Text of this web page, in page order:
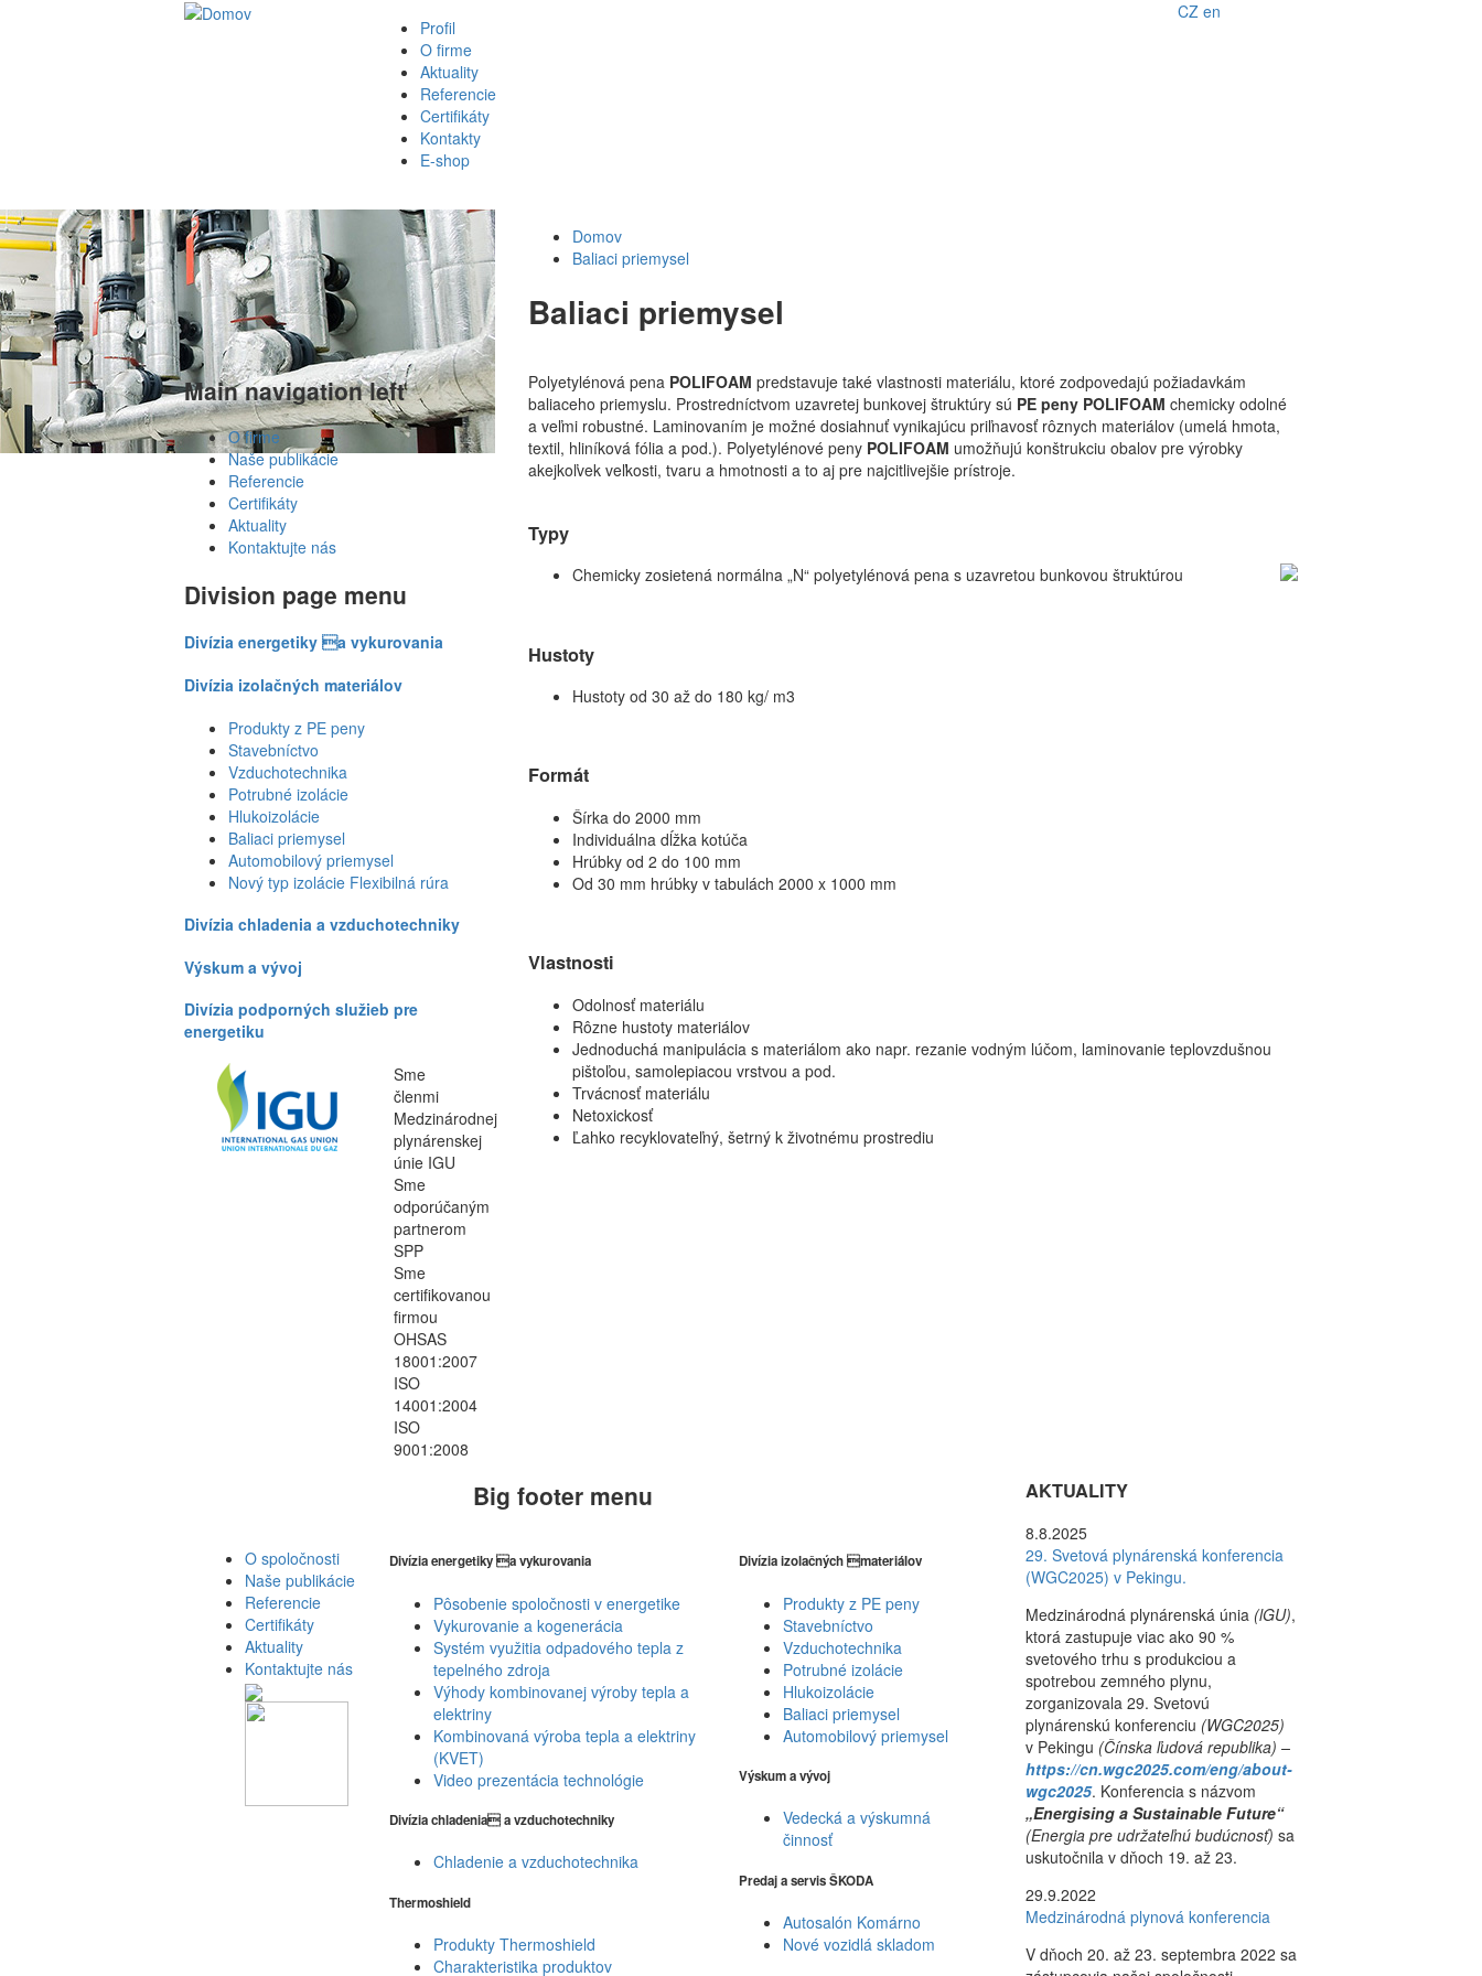
Profil
O firme
Aktuality
Referencie
Certifikáty
Kontakty
E-shop
CZ en
Domov
Baliaci priemysel
Baliaci priemysel
Polyetylénová pena POLIFOAM predstavuje také vlastnosti materiálu, ktoré zodpovedajú požiadavkám
baliaceho priemyslu. Prostredníctvom uzavretej bunkovej štruktúry sú PE peny POLIFOAM chemicky odolné
a veľmi robustné. Laminovaním je možné dosiahnuť vynikajúcu priľnavosť rôznych materiálov (umelá hmota,
textil, hliníková fólia a pod.). Polyetylénové peny POLIFOAM umožňujú konštrukciu obalov pre výrobky
akejkoľvek veľkosti, tvaru a hmotnosti a to aj pre najcitlivejšie prístroje.
Typy
Chemicky zosietená normálna „N“ polyetylénová pena s uzavretou bunkovou štruktúrou
Hustoty
Hustoty od 30 až do 180 kg/ m3
Formát
Šírka do 2000 mm
Individuálna dĺžka kotúča
Hrúbky od 2 do 100 mm
Od 30 mm hrúbky v tabulách 2000 x 1000 mm
Vlastnosti
Odolnosť materiálu
Rôzne hustoty materiálov
Jednoduchá manipulácia s materiálom ako napr. rezanie vodným lúčom, laminovanie teplovzdušnou
pištoľou, samolepiacou vrstvou a pod.
Trvácnosť materiálu
Netoxickosť
Ľahko recyklovateľný, šetrný k životnému prostrediu
Main navigation left
O firme
Naše publikácie
Referencie
Certifikáty
Aktuality
Kontaktujte nás
Division page menu
Divízia energetiky a vykurovania
Divízia izolačných materiálov
Produkty z PE peny
Stavebníctvo
Vzduchotechnika
Potrubné izolácie
Hlukoizolácie
Baliaci priemysel
Automobilový priemysel
Nový typ izolácie Flexibilná rúra
Divízia chladenia a vzduchotechniky
Výskum a vývoj
Divízia podporných služieb pre
energetiku
Sme
členmi
Medzinárodnej
plynárenskej
únie IGU
Sme
odporúčaným
partnerom
SPP
Sme
certifikovanou
firmou
OHSAS
18001:2007
ISO
14001:2004
ISO
9001:2008
AKTUALITY
8.8.2025
29. Svetová plynárenská konferencia
(WGC2025) v Pekingu.
Medzinárodná plynárenská únia (lGU),
ktorá zastupuje viac ako 90 %
svetového trhu s produkciou a
spotrebou zemného plynu,
zorganizovala 29. Svetovú
plynárenskú konferenciu (WGC2025)
v Pekingu (Čínska ľudová republika) –
https://cn.wgc2025.com/eng/about-
wgc2025. Konferencia s názvom
„Energising a Sustainable Future“
(Energia pre udržateľnú budúcnosť) sa
uskutočnila v dňoch 19. až 23.
29.9.2022
Medzinárodná plynová konferencia
V dňoch 20. až 23. septembra 2022 sa
Big footer menu
O spoločnosti
Naše publikácie
Referencie
Certifikáty
Aktuality
Kontaktujte nás
Divízia energetiky a vykurovania
Pôsobenie spoločnosti v energetike
Vykurovanie a kogenerácia
Systém využitia odpadového tepla z
tepelného zdroja
Výhody kombinovanej výroby tepla a
elektriny
Kombinovaná výroba tepla a elektriny
(KVET)
Video prezentácia technológie
Divízia chladenia a vzduchotechniky
Chladenie a vzduchotechnika
Thermoshield
Produkty Thermoshield
Charakteristika produktov
Divízia izolačných materiálov
Produkty z PE peny
Stavebníctvo
Vzduchotechnika
Potrubné izolácie
Hlukoizolácie
Baliaci priemysel
Automobilový priemysel
Výskum a vývoj
Vedecká a výskumná
činnosť
Predaj a servis ŠKODA
Autosalón Komárno
Nové vozidlá skladom